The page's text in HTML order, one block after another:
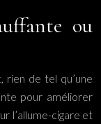
ou
rien de tel qu’une
pour améliorer
l’allume-cigare et